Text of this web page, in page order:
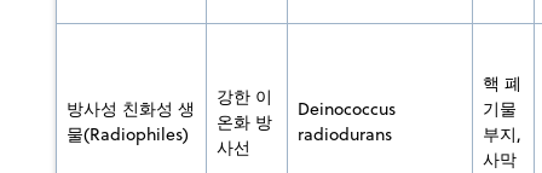
방사성 친화성 생
물(Radiophiles)
강한 이
온화 방
사선
Deinococcus
radiodurans
핵 폐
기물
부지,
사막